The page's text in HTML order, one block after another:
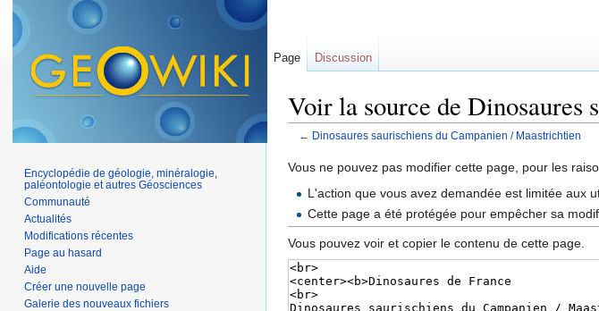
Voir la source de Dinosaures
← Dinosaures saurischiens du Campanien / Maastrichtien
Vous ne pouvez pas modifier cette page, pour les
L'action que vous avez demandée est limitée aux
Cette page a été protégée pour empêcher sa
Vous pouvez voir et copier le contenu de cette page.
Page Discussion
Encyclopédie de géologie, minéralogie,
paléontologie et autres Géosciences
Communauté
Actualités
Modifications récentes
Page au hasard
Aide
Créer une nouvelle page
Galerie des nouveaux fichiers